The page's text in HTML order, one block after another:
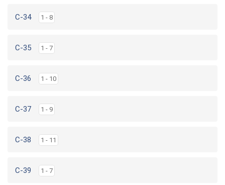
C-34 1 - 8
C-35 1 - 7
C-36 1 - 10
C-37 1 - 9
C-38 1 - 11
C-39 1 - 7